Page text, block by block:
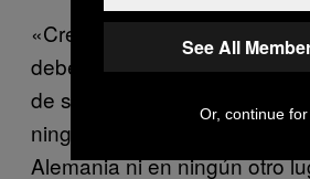
«Creo firmemente que
debería de ser legal y que
de ser puesto al alcance del
ninguna forma ni de ninguna
Alemania ni en ningún otro
See All
Or, continue